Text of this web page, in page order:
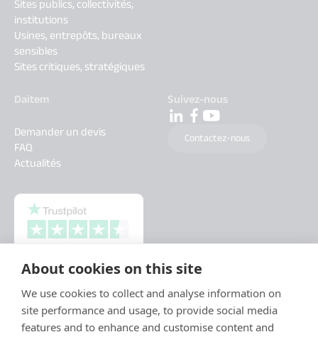
About cookies on this site
We use cookies to collect and analyse information on
site performance and usage, to provide social media
features and to enhance and customise content and
Sites publics, collectivités,
institutions
Usines, entrepôts, bureaux
sensibles
Sites critiques, stratégiques
Daitem
Demander un devis
FAQ
Actualités
Suivez-nous
Contactez-nous